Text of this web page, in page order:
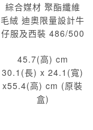
綜合媒材 聚酯纖維
毛絨 迪奧限量設計牛
仔服及西裝 486/500
45.7(高) cm
30.1(長) x 24.1(寬)
x55.4(高) cm (原裝
盒)